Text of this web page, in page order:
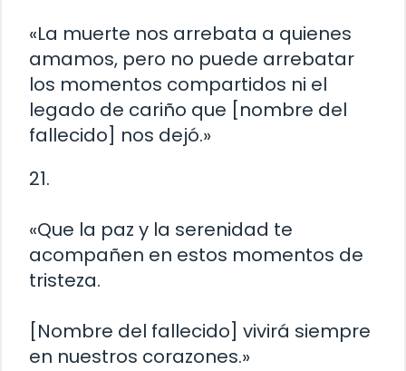
«La muerte nos arrebata a quienes
amamos, pero no puede arrebatar
los momentos compartidos ni el
legado de cariño que [nombre del
fallecido] nos dejó.»
21.
«Que la paz y la serenidad te
acompañen en estos momentos de
tristeza.
[Nombre del fallecido] vivirá siempre
en nuestros corazones.»